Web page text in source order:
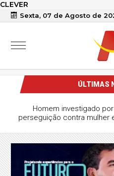
CLEVER
Sexta, 07 de Agosto de
ÚLTIMAS
Homem investigado
perseguição contra mulher